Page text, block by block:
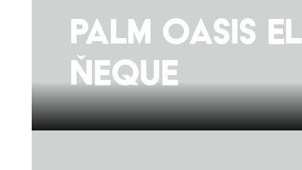
Palm Oasis el
Ňeque